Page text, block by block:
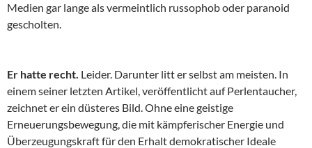
Medien gar lange als vermeintlich russophob oder paranoid
gescholten.
Er hatte recht. Leider. Darunter litt er selbst am meisten. In
einem seiner letzten Artikel, veröffentlicht auf Perlentaucher,
zeichnet er ein düsteres Bild. Ohne eine geistige
Erneuerungsbewegung, die mit kämpferischer Energie und
Überzeugungskraft für den Erhalt demokratischer Ideale